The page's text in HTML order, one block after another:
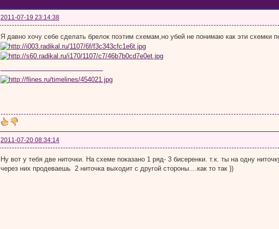
2011-07-19 23:14:38
Я давно хочу себе сделать брелок поэтим схемам,но убей не понимаю как эти схемки
2011-07-20 08:34:14
Ну вот у тебя две ниточки. На схеме показано 1 ряд- 3 бисеренки. т.к. ты на одну
через них продеваешь 2 ниточка выходит с другой стороны....как то так ))